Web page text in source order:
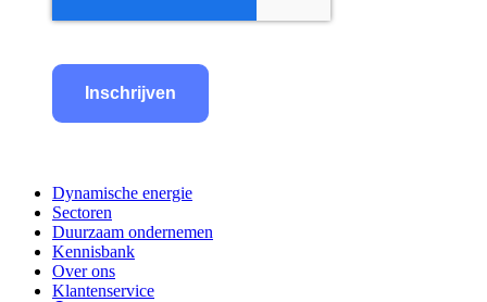
Inschrijven
Dynamische energie
Sectoren
Duurzaam ondernemen
Kennisbank
Over ons
Klantenservice